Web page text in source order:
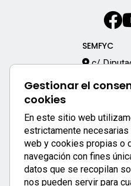
Gestionar el
cookies
En este sitio web
estrictamente
web y cookies propias o
navegación con fines
datos que se recopilan
nos pueden servir para
SEMFYC
c/
933 170
Enlaces
APP